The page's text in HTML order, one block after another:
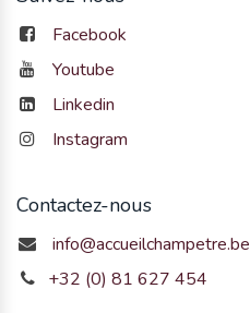
Facebook
Youtube
Linkedin
Instagram
Contactez-nous
info@accueilchampetre.be
+32 (0) 81 627 454